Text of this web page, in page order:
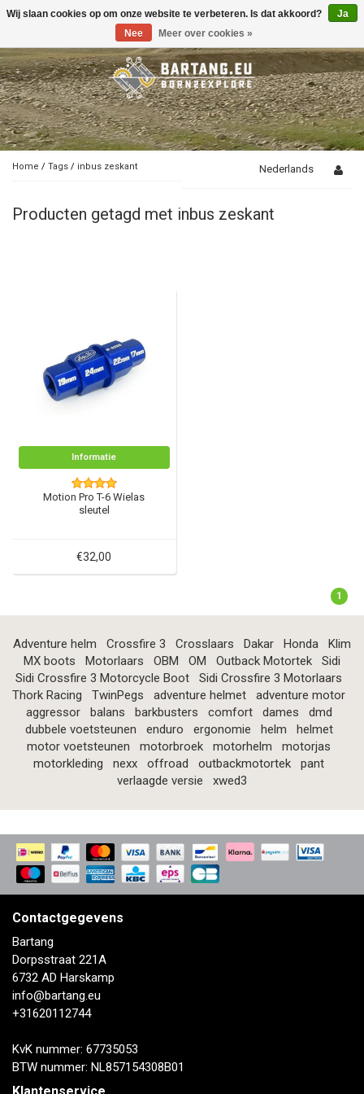
Toggle
Home / Tags / inbus zeskant Nederlands
Producten getagd met inbus zeskant
Informatie
Motion Pro T-6 Wielas
sleutel
€32,00
1
Adventure helm Crossfire 3 Crosslaars Dakar Honda
Klim
MX boots
Motorlaars OBM OM Outback Motortek
Sidi
Sidi Crossfire 3 Motorcycle Boot
Sidi Crossfire 3 Motorlaars
Thork Racing
TwinPegs adventure helmet
adventure motor
aggressor
balans barkbusters comfort dames
dmd
dubbele voetsteunen
enduro ergonomie helm
helmet
motor voetsteunen
motorbroek motorhelm
motorjas
motorkleding
nexx offroad outbackmotortek
pant
verlaagde versie
xwed3
Contactgegevens
Bartang
Dorpsstraat 221A
6732 AD Harskamp
info@bartang.eu
+31620112744
KvK nummer: 67735053
BTW nummer: NL857154308B01
Wij slaan cookies op om onze website te verbeteren. Is dat akkoord?
Ja
Nee
Meer over cookies »